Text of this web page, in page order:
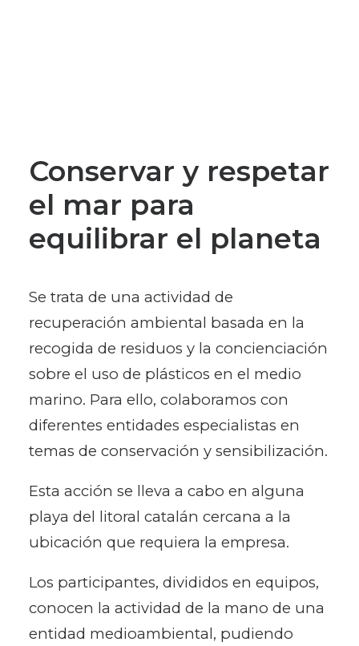
Conservar y respetar
el mar para
equilibrar el planeta
Se trata de una actividad de
recuperación ambiental basada en la
recogida de residuos y la concienciación
sobre el uso de plásticos en el medio
marino. Para ello, colaboramos con
diferentes entidades especialistas en
temas de conservación y sensibilización.
Esta acción se lleva a cabo en alguna
playa del litoral catalán cercana a la
ubicación que requiera la empresa.
Los participantes, divididos en equipos,
conocen la actividad de la mano de una
entidad medioambiental, pudiendo